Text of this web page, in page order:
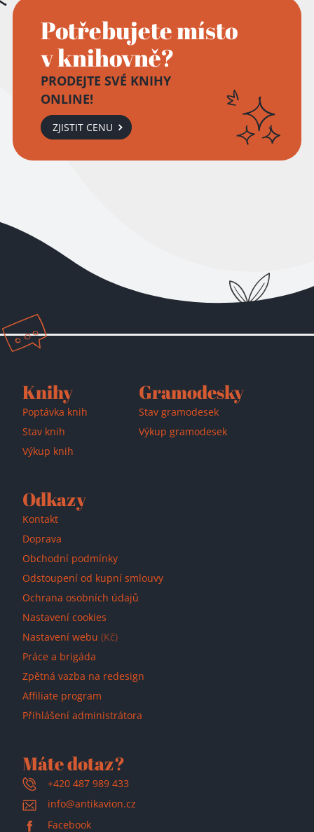
Potřebujete místo
v knihovně?
PRODEJTE SVÉ KNIHY
ONLINE!
ZJISTIT CENU
Přidáno do košíku!
Knihy
Poptávka knih
Stav knih
Výkup knih
Gramodesky
Stav gramodesek
Výkup gramodesek
Odkazy
Kontakt
Doprava
Obchodní podmínky
Odstoupení od kupní smlouvy
Ochrana osobních údajů
Nastavení cookies
Nastavení webu (Kč)
Práce a brigáda
Zpětná vazba na redesign
Affiliate program
Přihlášení administrátora
Máte dotaz?
+420 487 989 433
info@antikavion.cz
Facebook